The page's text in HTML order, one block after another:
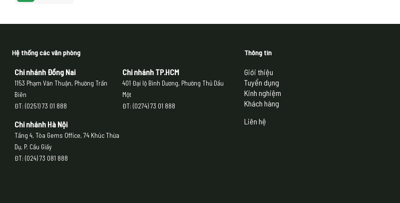
Hệ thống các văn phòng
Chi nhánh Đồng Nai
1153 Phạm Văn Thuận, Phường Trấn
Biên
ĐT: (0251) 73 01 888
Chi nhánh Hà Nội
Tầng 4, Tòa Gems Office, 74 Khúc Thừa
Dụ, P. Cầu Giấy
ĐT: (024) 73 081 888
Chi nhánh TP.HCM
401 Đại lộ Bình Dương, Phường Thủ Dầu
Một
ĐT: (0274) 73 01 888
Thông tin
Giới thiệu
Tuyển dụng
Kinh nghiệm
Khách hàng
Liên hệ